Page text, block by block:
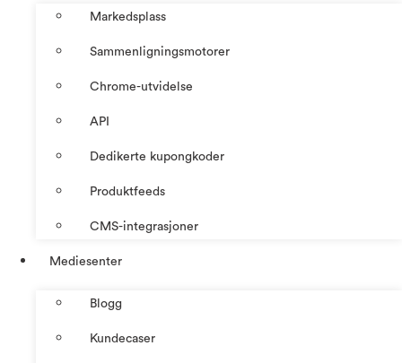
Markedsplass
Sammenligningsmotorer
Chrome-utvidelse
API
Dedikerte kupongkoder
Produktfeeds
CMS-integrasjoner
Mediesenter
Blogg
Kundecaser